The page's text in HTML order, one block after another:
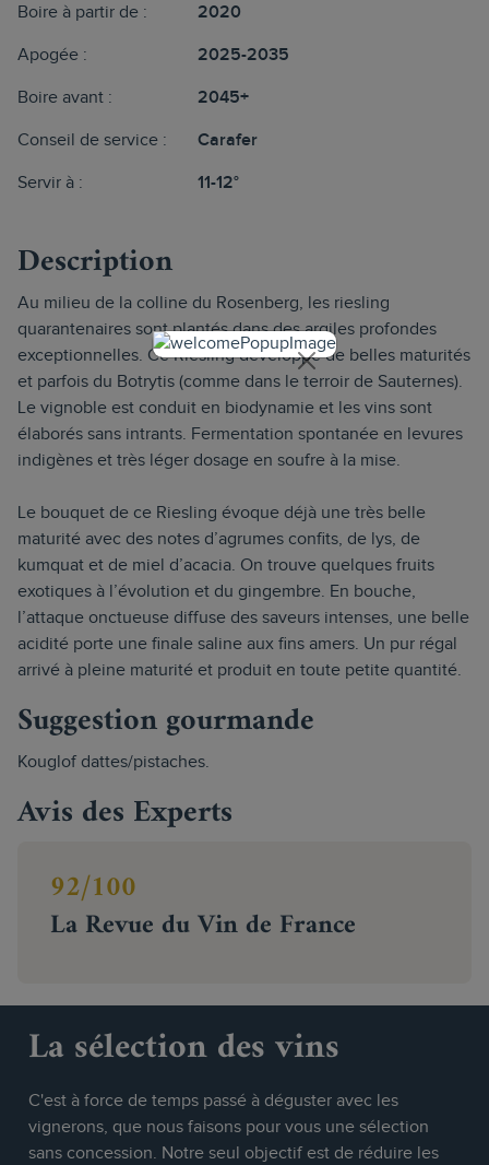
Boire à partir de : 2020
Apogée : 2025-2035
Boire avant : 2045+
Conseil de service : Carafer
Servir à : 11-12°
Description
Au milieu de la colline du Rosenberg, les riesling
quarantenaires sont plantés dans des argiles profondes
exceptionnelles. Ce Riesling développe de belles maturités
et parfois du Botrytis (comme dans le terroir de Sauternes).
Le vignoble est conduit en biodynamie et les vins sont
élaborés sans intrants. Fermentation spontanée en levures
indigènes et très léger dosage en soufre à la mise.
Le bouquet de ce Riesling évoque déjà une très belle
maturité avec des notes d’agrumes confits, de lys, de
kumquat et de miel d’acacia. On trouve quelques fruits
exotiques à l’évolution et du gingembre. En bouche,
l’attaque onctueuse diffuse des saveurs intenses, une belle
acidité porte une finale saline aux fins amers. Un pur régal
arrivé à pleine maturité et produit en toute petite quantité.
Suggestion gourmande
Kouglof dattes/pistaches.
Avis des Experts
92/100
La Revue du Vin de France
La sélection des vins
C'est à force de temps passé à déguster avec les
vignerons, que nous faisons pour vous une sélection
sans concession. Notre seul objectif est de réduire les